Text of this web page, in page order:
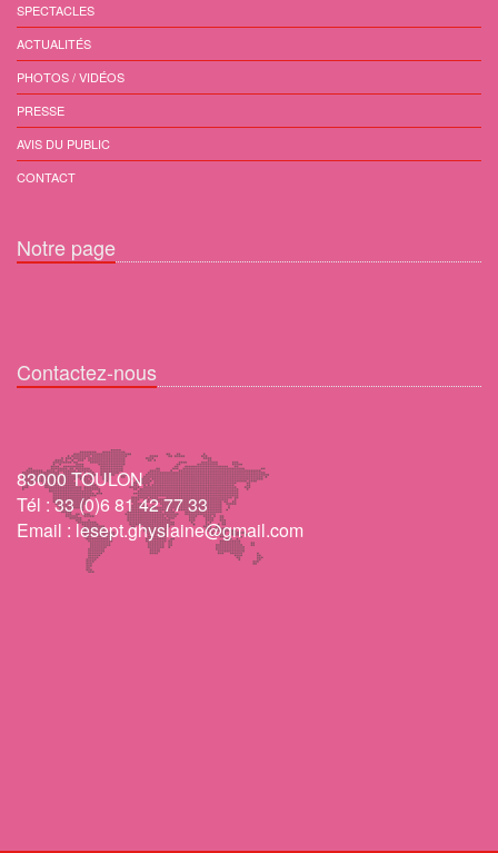
SPECTACLES
ACTUALITÉS
PHOTOS / VIDÉOS
PRESSE
AVIS DU PUBLIC
CONTACT
Notre page
Contactez-nous
83000 TOULON
Tél :33 (0)6 81 42 77 33
Email : lesept.ghyslaine@gmail.com